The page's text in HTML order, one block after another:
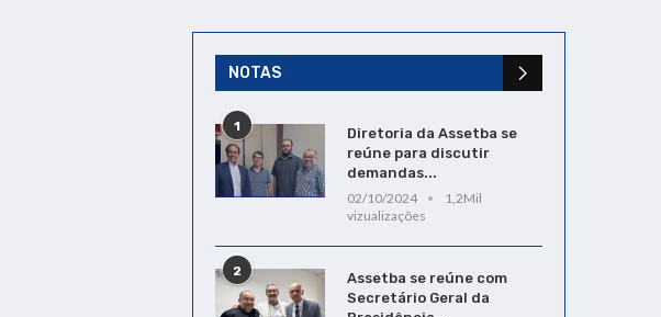
NOTAS
1
Diretoria da Assetba se
reúne para discutir
demandas...
02/10/2024
1,2Mil
vizualizações
2
Assetba se reúne com
Secretário Geral da